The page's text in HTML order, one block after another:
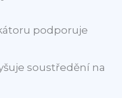
podporuje
soustředění na